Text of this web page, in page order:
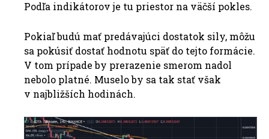
Podľa indikátorov je tu priestor na väčší pokles.
Pokiaľ budú mať predávajúci dostatok sily, môžu
sa pokúsiť dostať hodnotu späť do tejto formácie.
V tom prípade by prerazenie smerom nadol
nebolo platné. Muselo by sa tak stať však
v najbližších hodinách.